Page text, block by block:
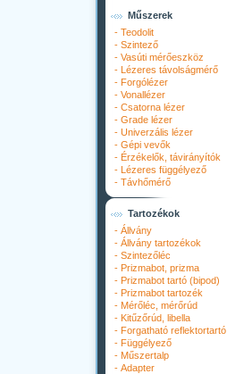
Műszerek
- Teodolit
- Szintező
- Vasúti mérőeszköz
- Lézeres távolságmérő
- Forgólézer
- Vonallézer
- Csatorna lézer
- Grade lézer
- Univerzális lézer
- Gépi vevők
- Érzékelők, távirányítók
- Lézeres függélyező
- Távhőmérő
Tartozékok
- Állvány
- Állvány tartozékok
- Szintezőléc
- Prizmabot, prizma
- Prizmabot tartó (bipod)
- Prizmabot tartozék
- Mérőléc, mérőrúd
- Kitűzőrúd, libella
- Forgatható reflektortartó
- Függélyező
- Műszertalp
- Adapter